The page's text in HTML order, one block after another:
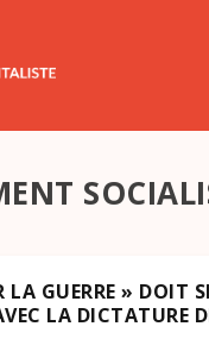
LA GUERRE » DOIT
LA DICTATURE